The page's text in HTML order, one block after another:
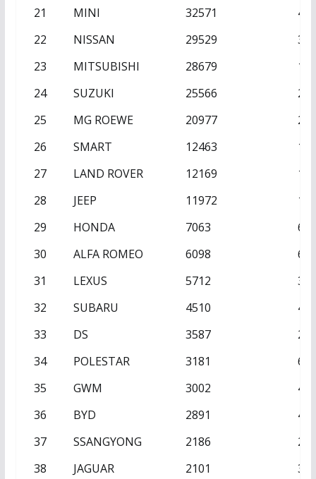
21
MINI 32571
22
NISSAN 29529
23
MITSUBISHI 28679
24
SUZUKI 25566
25
MG ROEWE 20977
26
SMART 12463
27
LAND ROVER 12169
28
JEEP 11972
29
HONDA 7063
30
ALFA ROMEO 6098
31
LEXUS 5712
32
SUBARU 4510
33
DS 3587
34
POLESTAR 3181
35
GWM 3002
36
BYD 2891
37
SSANGYONG 2186
38
JAGUAR 2101